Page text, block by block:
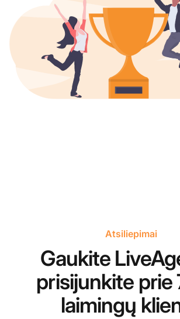
Atsiliepimai
Gaukite
prisijunkite prie
laimingų